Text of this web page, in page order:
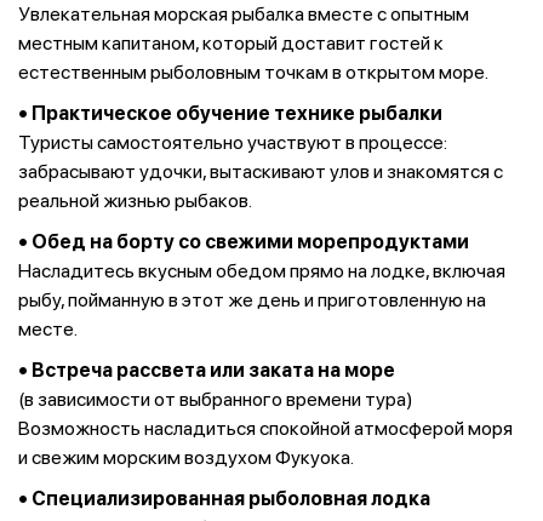
Увлекательная морская рыбалка вместе с опытным
местным капитаном, который доставит гостей к
естественным рыболовным точкам в открытом море.
• Практическое обучение технике рыбалки
Туристы самостоятельно участвуют в процессе:
забрасывают удочки, вытаскивают улов и знакомятся с
реальной жизнью рыбаков.
• Обед на борту со свежими морепродуктами
Насладитесь вкусным обедом прямо на лодке, включая
рыбу, пойманную в этот же день и приготовленную на
месте.
• Встреча рассвета или заката на море
(в зависимости от выбранного времени тура)
Возможность насладиться спокойной атмосферой моря
и свежим морским воздухом Фукуока.
• Специализированная рыболовная лодка